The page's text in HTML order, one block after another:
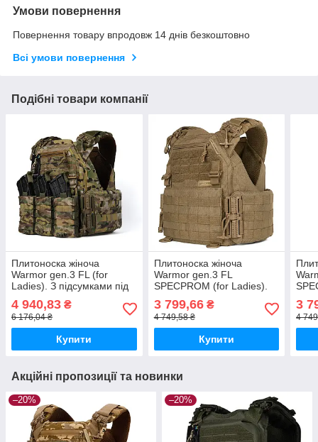
Умови повернення
Повернення товару впродовж 14 днів безкоштовно
Всі умови повернення
Подібні товари компанії
Плитоноска жіноча
Warmor gen.3 FL (for
Ladies). З підсумками під
бічним і верхнім
скиданням (без плит).
4 940,83 ₴
6 176,04 ₴
Купити
Плитоноска жіноча
Warmor gen.3 FL
SPECPROM (for Ladies).
боковим та верхнім
скиданням (без плит).
Койот
3 799,66₴
4 749,58 ₴
Купити
3
4
Акційні пропозиції та новинки
–20% –20%